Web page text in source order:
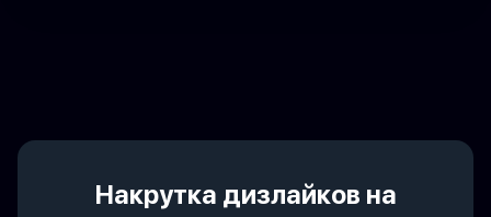
Накрутка дизлайков на